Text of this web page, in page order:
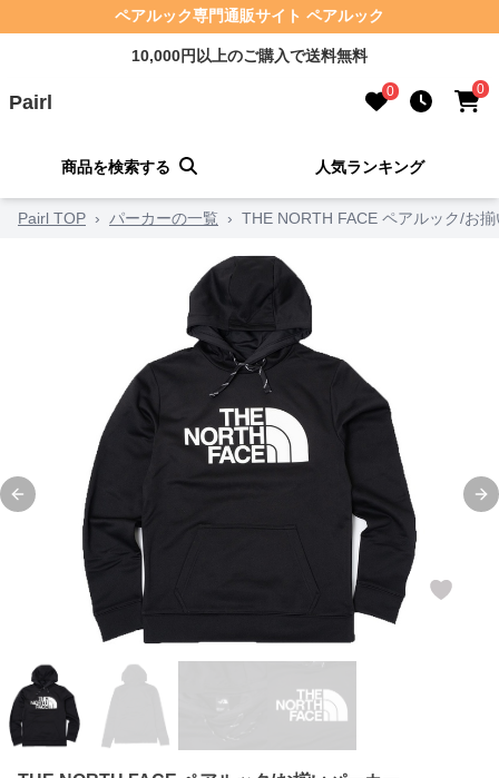
ペアルック専門通販サイト ペアルック
10,000円以上のご購入で送料無料
Pairl 0 0
商品を検索する 人気ランキング
Pairl TOP › パーカーの一覧 › THE NORTH FACE ペアルック/お
Previous slide